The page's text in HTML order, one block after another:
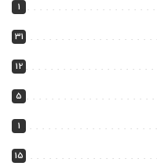
1
31
12
5
1
15